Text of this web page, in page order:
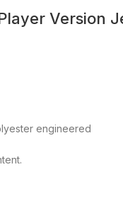
Version
engineered